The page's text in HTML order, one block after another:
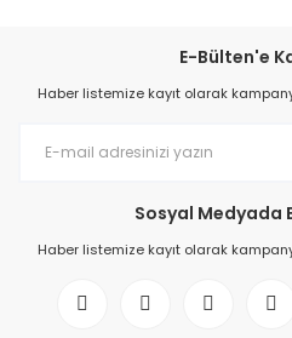
E-Bülten'e
Haber listemize kayıt olarak
Sosyal Medyada
Haber listemize kayıt olarak